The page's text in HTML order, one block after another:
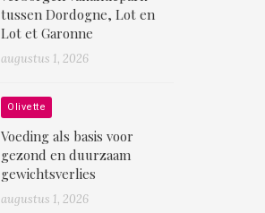
tussen Dordogne, Lot en
Lot et Garonne
augustus 1, 2026
Olivette
Voeding als basis voor
gezond en duurzaam
gewichtsverlies
augustus 1, 2026